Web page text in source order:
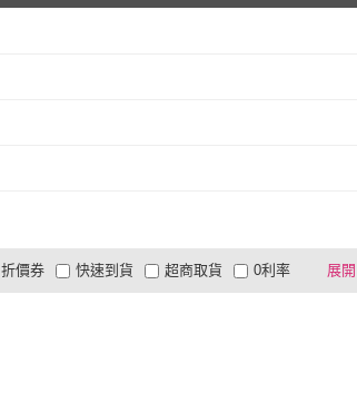
展開
折價券
有影片
商品有量 電視購物
快速到貨 超商取貨 0利率